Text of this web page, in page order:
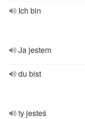
Ich bin
Ja jestem
du bist
ty jesteś